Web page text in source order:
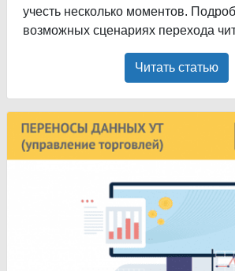
учесть несколько моментов.
возможных сценариях перехода
Читать статью